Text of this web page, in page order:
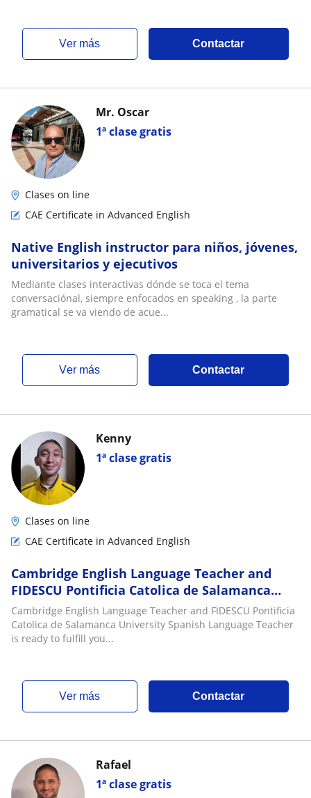
ver más Contactar
1ª clase gratis
Mr. Oscar
Clases on line
CAE Certificate in Advanced English
Native English instructor para niños, jóvenes,
universitarios y ejecutivos
Mediante clases interactivas dónde se toca el tema
conversaciónal, siempre enfocados en speaking , la parte
gramatical se va viendo de acue...
ver más Contactar
1ª clase gratis
Kenny
Clases on line
CAE Certificate in Advanced English
Cambridge English Language Teacher and
FIDESCU Pontificia Catolica de Salamanca
University Spanish Language Teacher is ready
to fu
Cambridge English Language Teacher and FIDESCU Pontificia
Catolica de Salamanca University Spanish Language Teacher
is ready to fulfill you...
ver más Contactar
1ª clase gratis
Rafael